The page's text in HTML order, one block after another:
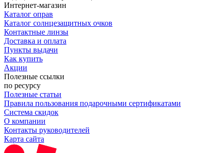
Интернет-магазин
Каталог оправ
Каталог солнцезащитных очков
Контактные линзы
Доставка и оплата
Пункты выдачи
Как купить
Акции
Полезные ссылки
по ресурсу
Полезные статьи
Правила пользования подарочными сертификатами
Система скидок
О компании
Контакты руководителей
Карта сайта